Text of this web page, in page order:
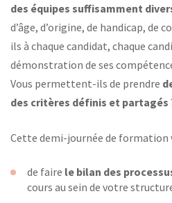
des équipes suffisamment
d’âge, d’origine, de handicap, de
ils à chaque candidat, chaque
démonstration de ses
Vous permettent-ils de prendre
des critères définis et partagés
Cette demi-journée de formation
de faire le bilan des
cours au sein de votre